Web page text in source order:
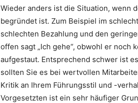
Wieder anders ist die Situation, wenn
begründet ist. Zum Beispiel im
schlechten Bezahlung und den
offen sagt „Ich gehe“, obwohl er noch
aufgestaut. Entsprechend schwer ist
sollten Sie es bei wertvollen
Kritik an Ihrem Führungsstil und -
Vorgesetzten ist ein sehr häufiger